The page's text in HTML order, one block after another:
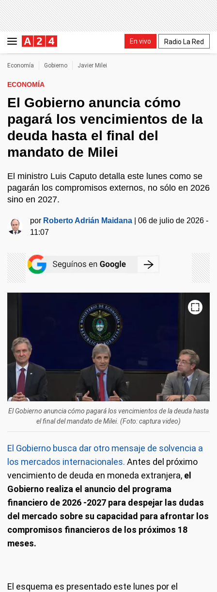
En vivo Radio La Red
Economía Gobierno Javier Milei
ECONOMÍA
El Gobierno anuncia cómo
pagará los vencimientos de la
deuda hasta el final del
mandato de Milei
El ministro Luis Caputo detalla este lunes como se
pagarán los compromisos externos, no sólo en 2026
sino en 2027.
por Roberto Adrián Maidana |06 de julio de 2026 -
11:07
El Gobierno anuncia cómo pagará los vencimientos de la deuda hasta
el final del mandato de Milei. (Foto: captura video)
El Gobierno busca dar otro mensaje de solvencia a
los mercados internacionales. Antes del próximo
vencimiento de deuda en moneda extranjera, el
Gobierno realiza el anuncio del programa
financiero de 2026 -2027 para despejar las dudas
del mercado sobre su capacidad para afrontar los
compromisos financieros de los próximos 18
meses.
El esquema es presentado este lunes por el